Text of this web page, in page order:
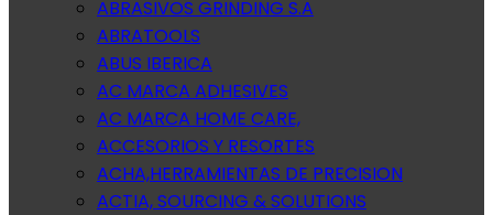
ABRASIVOS GRINDING S.A
ABRATOOLS
ABUS IBERICA
AC MARCA ADHESIVES
AC MARCA HOME CARE,
ACCESORIOS Y RESORTES
ACHA,HERRAMIENTAS DE PRECISION
ACTIA, SOURCING & SOLUTIONS